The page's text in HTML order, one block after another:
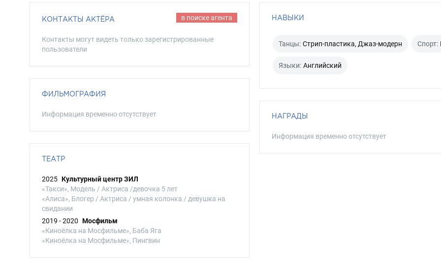
КОНТАКТЫ АКТЁРА в поиске агента
Контакты могут видеть только зарегистрированные
пользователи
ФИЛЬМОГРАФИЯ
Информация временно отсутствует
ТЕАТР
2025 Культурный центр ЗИЛ
«Такси», Модель / Актриса /девочка 5 лет
«Алиса», Блогер / Актриса / умная колонка / девушка на
свидании
2019 - 2020 Мосфильм
«Киноёлка на Мосфильме», Баба Яга
«Киноёлка на Мосфильме», Пингвин
НАВЫКИ
Танцы: Стрип-пластика, Джаз-модерн Спорт:
Языки: Английский
НАГРАДЫ
Информация временно отсутствует